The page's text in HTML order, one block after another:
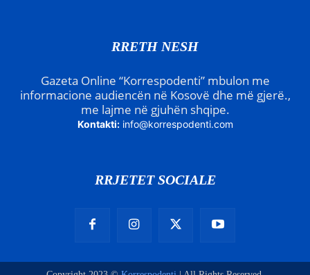
RRETH NESH
Gazeta Online “Korrespodenti” mbulon me
informacione audiencën në Kosovë dhe më gjerë.,
me lajme në gjuhën shqipe.
Kontakti: info@korrespodenti.com
RRJETET SOCIALE